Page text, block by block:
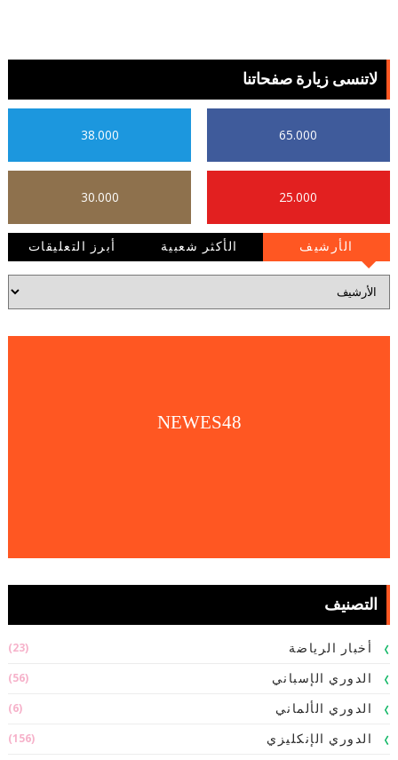
لاتنسى زيارة صفحاتنا
65.000
38.000
25.000
30.000
الأرشيف الأكثر شعبية أبرز التعليقات
NEWES48
التصنيف
أخبار الرياضة (23)
الدوري الإسباني (56)
الدوري الألماني (6)
الدوري الإنكليزي (156)